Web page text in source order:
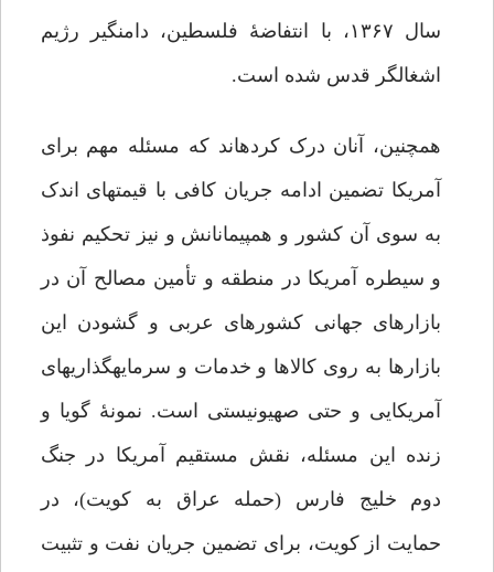
سال ۱۳۶۷، با انتفاضۀ فلسطین، دامنگیر رژیم
اشغالگر قدس شده است.
همچنین، آنان درک کرده‏اند که مسئله مهم برای
آمریکا تضمین ادامه جریان کافی با قیمت‏های اندک
به سوی آن کشور و هم‏پیمانانش و نیز تحکیم نفوذ
و سیطره‏ آمریکا در منطقه و تأمین مصالح آن در
بازارهای جهانی کشورهای عربی و گشودن این
بازارها به روی کالاها و خدمات و سرمایه‏گذاری‏های
آمریکایی و حتی صهیونیستی است. نمونۀ گویا و
زنده‏ این مسئله، نقش مستقیم آمریکا در جنگ
دوم خلیج فارس (حمله عراق به کویت)، در
حمایت از کویت، برای تضمین جریان نفت و تثبیت